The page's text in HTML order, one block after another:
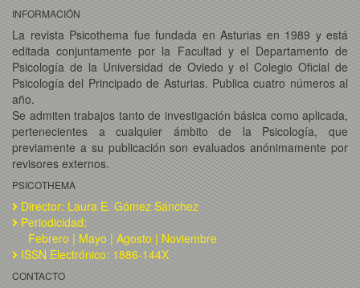
INFORMACIÓN
La revista Psicothema fue fundada en Asturias en 1989 y está
editada conjuntamente por la Facultad y el Departamento de
Psicología de la Universidad de Oviedo y el Colegio Oficial de
Psicología del Principado de Asturias. Publica cuatro números al
año.
Se admiten trabajos tanto de investigación básica como aplicada,
pertenecientes a cualquier ámbito de la Psicología, que
previamente a su publicación son evaluados anónimamente por
revisores externos.
PSICOTHEMA
Director: Laura E. Gómez Sánchez
Periodicidad:
Febrero | Mayo | Agosto | Noviembre
ISSN Electrónico: 1886-144X
CONTACTO